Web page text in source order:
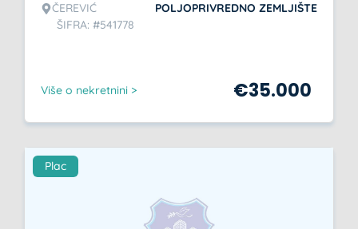
ČEREVIĆ
ŠIFRA: #541778
POLJOPRIVREDNO ZEMLJIŠTE
Više o nekretnini > €35.000
Plac